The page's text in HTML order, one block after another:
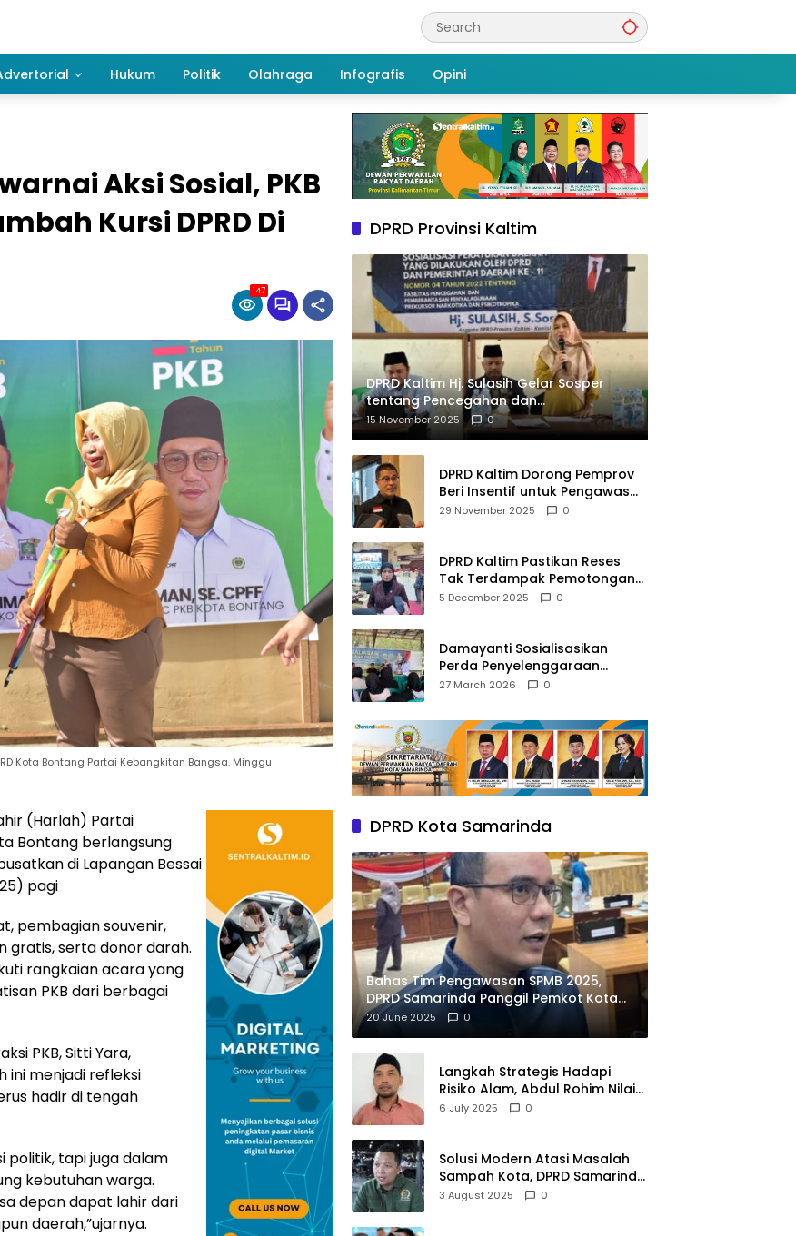
Hukum Politik Olahraga Infografis Opini
Aksi Sosial, PKB
Kursi DPRD Di
147
Kota Bontang Partai Kebangkitan Bangsa. Minggu
(Harlah) Partai
Bontang berlangsung
di Lapangan Bessai
pagi
pembagian souvenir,
gratis, serta donor darah.
rangkaian acara yang
PKB dari berbagai
PKB, Sitti Yara,
ini menjadi refleksi
hadir di tengah
politik, tapi juga dalam
kebutuhan warga.
depan dapat lahir dari
daerah,”ujarnya.
DPRD Provinsi Kaltim
DPRD Kaltim Hj. Sulasih Gelar Sosper
tentang Pencegahan dan
Pemberantasan NAPZA
15 November 2025 0
DPRD Kaltim Dorong Pemprov
Beri Insentif untuk Pengawas
Madrasah dan Pendidikan
29 November 2025 0
DPRD Kaltim Pastikan Reses
Tak Terdampak Pemotongan
Transfer Dana Pusat
5 December 2025 0
Damayanti Sosialisasikan
Perda Penyelenggaraan
Pendidikan Pancasila dan
27 March 2026 0
DPRD Kota Samarinda
Bahas Tim Pengawasan SPMB 2025,
DPRD Samarinda Panggil Pemkot Kota
Tepian
20 June 2025 0
Langkah Strategis Hadapi
Risiko Alam, Abdul Rohim Nilai
Samarinda Siap Jadi Pusat
6 July 2025 0
Solusi Modern Atasi Masalah
Sampah Kota, DPRD Samarinda
Dukung Penuh Proyek PLTSA
3 August 2025 0